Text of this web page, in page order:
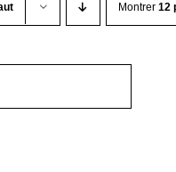
Montrer 12